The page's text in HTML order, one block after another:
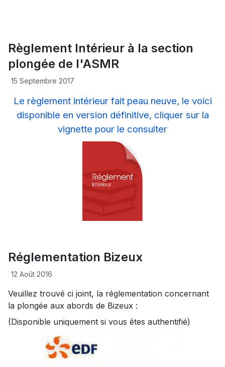
Règlement Intérieur à la section
plongée de l'ASMR
15 Septembre 2017
Le règlement intérieur fait peau neuve, le voici
disponible en version définitive, cliquer sur la
vignette pour le consulter
Réglementation Bizeux
12 Août 2016
Veuillez trouvé ci joint, la réglementation concernant
la plongée aux abords de Bizeux :
(Disponible uniquement si vous êtes authentifié)